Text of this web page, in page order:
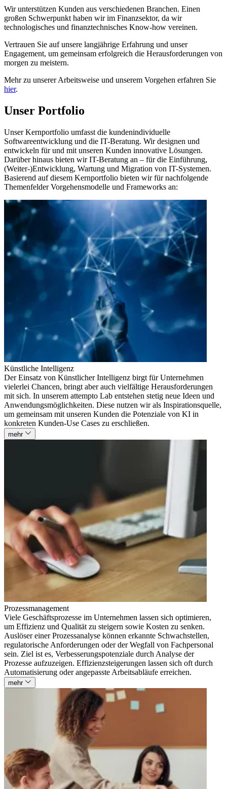
Wir unterstützen Kunden aus verschiedenen Branchen. Einen
großen Schwerpunkt haben wir im Finanzsektor, da wir
technologisches und finanztechnisches Know-how vereinen.
Vertrauen Sie auf unsere langjährige Erfahrung und unser
Engagement, um gemeinsam erfolgreich die Herausforderungen von
morgen zu meistern.
Mehr zu unserer Arbeitsweise und unserem Vorgehen erfahren Sie
hier.
Unser Portfolio
Unser Kernportfolio umfasst die kundenindividuelle
Softwareentwicklung und die IT-Beratung. Wir designen und
entwickeln für und mit unseren Kunden innovative Lösungen.
Darüber hinaus bieten wir IT-Beratung an – für die Einführung,
(Weiter-)Entwicklung, Wartung und Migration von IT-Systemen.
Basierend auf diesem Kernportfolio bieten wir für nachfolgende
Themenfelder Vorgehensmodelle und Frameworks an:
Künstliche Intelligenz
Der Einsatz von Künstlicher Intelligenz birgt für Unternehmen
vielerlei Chancen, bringt aber auch vielfältige Herausforderungen
mit sich. In unserem attempto Lab entstehen stetig neue Ideen und
Anwendungsmöglichkeiten. Diese nutzen wir als Inspirationsquelle,
um gemeinsam mit unseren Kunden die Potenziale von KI in
konkreten Kunden-Use Cases zu erschließen.
mehr
Prozessmanagement
Viele Geschäftsprozesse im Unternehmen lassen sich optimieren,
um Effizienz und Qualität zu steigern sowie Kosten zu senken.
Auslöser einer Prozessanalyse können erkannte Schwachstellen,
regulatorische Anforderungen oder der Wegfall von Fachpersonal
sein. Ziel ist es, Verbesserungspotenziale durch Analyse der
Prozesse aufzuzeigen. Effizienzsteigerungen lassen sich oft durch
Automatisierung oder angepasste Arbeitsabläufe erreichen.
mehr